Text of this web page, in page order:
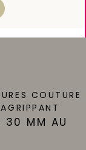
COUTURE
30 MM AU